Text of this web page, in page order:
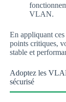
VLAN.
En appliquant
points critiques,
stable et
Adoptez les
sécurisé